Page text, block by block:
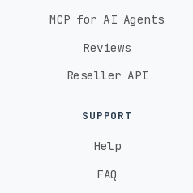
MCP for AI Agents
Reviews
Reseller API
SUPPORT
Help
FAQ